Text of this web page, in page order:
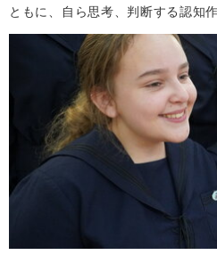
ともに、自ら思考、判断する認知